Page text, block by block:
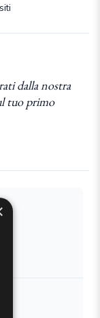
dalla nostra
tuo primo